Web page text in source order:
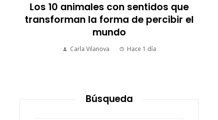
Los 10 animales con sentidos que
transforman la forma de percibir el
mundo
Carla Vilanova Hace 1 día
Búsqueda